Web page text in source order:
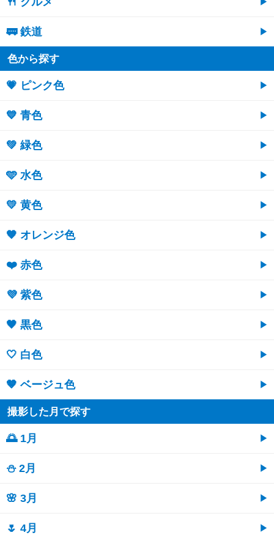
🚃 鉄道
色から探す
💗 ピンク色
💙 青色
💚 緑色
🩵 水色
💛 黄色
🧡 オレンジ色
❤️ 赤色
💜 紫色
🖤 黒色
🤍 白色
🤎 ベージュ色
撮影した月で探す
🌅 1月
⛄ 2月
🌸 3月
🌷 4月